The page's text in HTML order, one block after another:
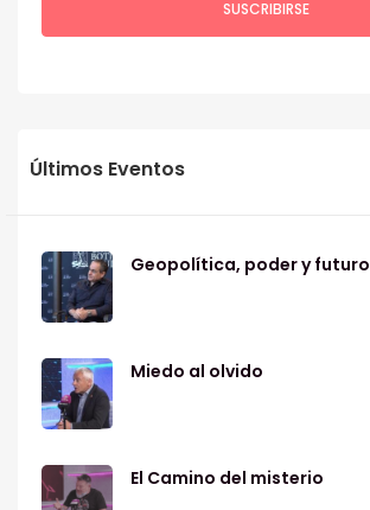
Últimos Eventos
Geopolítica, poder y futuro
Miedo al olvido
El Camino del misterio